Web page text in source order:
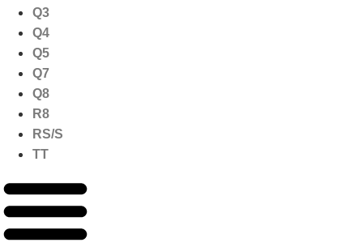
Q3
Q4
Q5
Q7
Q8
R8
RS/S
TT